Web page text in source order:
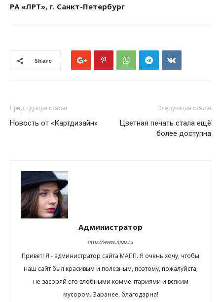
РА «ЛРТ», г. Санкт-Петербург
Share
Предыдущая статья
Новость от «Картдизайн»
Следующая статья
Цветная печать стала ещё
более доступна
Администратор
http://www.iapp.ru
Привет! Я - администратор сайта МАПП. Я очень хочу, чтобы
наш сайт был красивым и полезным, поэтому, пожалуйста,
не засоряй его злобными комментариями и всяким
мусором. Заранее, благодарна!